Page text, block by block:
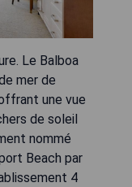
Le Balboa
mer de
une vue
de soleil
nommé
Beach par
4